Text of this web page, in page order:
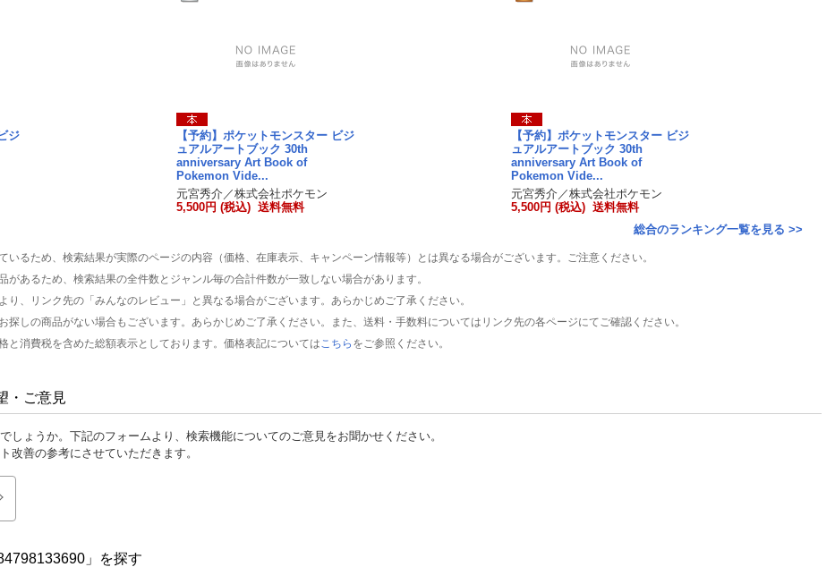
ジ
【予約】ポケットモンスター ビジ
ュアルアートブック 30th
anniversary Art Book of
Pokemon Vide...
元宮秀介／株式会社ポケモン
5,500円 (税込) 送料無料
【予約】ポケットモンスター ビジ
ュアルアートブック 30th
anniversary Art Book of
Pokemon Vide...
元宮秀介／株式会社ポケモン
5,500円 (税込) 送料無料
総合のランキング一覧を見る >>
るため、検索結果が実際のページの内容（価格、在庫表示、キャンペーン情報等）とは異なる場合がございます。ご注意ください。
あるため、検索結果の全件数とジャンル毎の合計件数が一致しない場合があります。
、リンク先の「みんなのレビュー」と異なる場合がございます。あらかじめご了承ください。
しの商品がない場合もございます。あらかじめご了承ください。また、送料・手数料についてはリンク先の各ページにてご確認ください。
と消費税を含めた総額表示としております。価格表記については こちら をご参照ください。
・ご意見
しょうか。下記のフォームより、検索機能についてのご意見をお聞かせください。
改善の参考にさせていただきます。
」を探す